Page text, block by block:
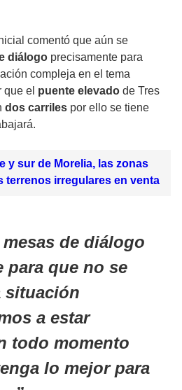
comentó que aún se
diálogo precisamente para
compleja en el tema
que el puente elevado de Tres
dos carriles por ello se tiene
y sur de Morelia, las zonas
terrenos irregulares en venta
de diálogo
para que no se
situación
a estar
todo momento
lo mejor para